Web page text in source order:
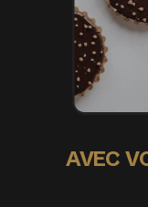
AVEC